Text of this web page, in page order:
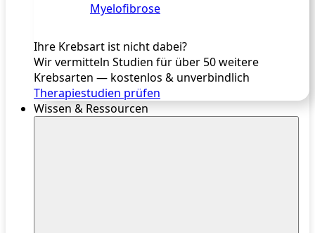
Myelofibrose
Ihre Krebsart ist nicht dabei?
Wir vermitteln Studien für über 50 weitere
Krebsarten — kostenlos & unverbindlich
Therapiestudien prüfen
Wissen & Ressourcen